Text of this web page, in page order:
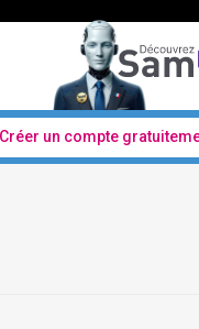
Créer un compte